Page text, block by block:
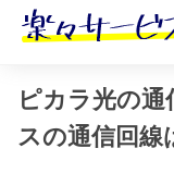
ホーム おすすめ
ピカラ光の
スの通信回線